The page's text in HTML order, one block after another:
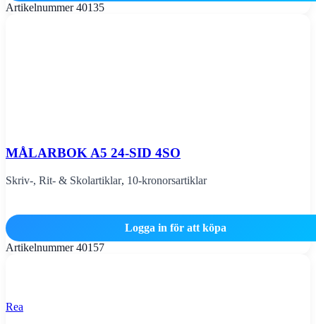
Artikelnummer40135
MÅLARBOK A5 24-SID 4SO
Skriv-, Rit- & Skolartiklar, 10-kronorsartiklar
Logga in för att köpa
Artikelnummer40157
Rea